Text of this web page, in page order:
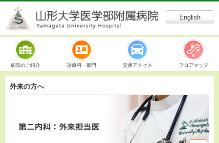
English
病院のご紹介 診療科・部門 交通アクセス フロアマップ
外来の方へ